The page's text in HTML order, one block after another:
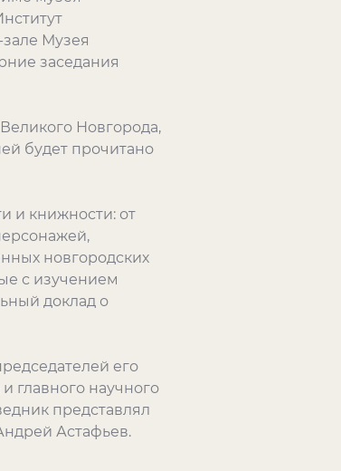
Музея
заседания
Новгорода,
будет прочитано
и книжности: от
новгородских
с изучением
доклад о
его
главного научного
представлял
Астафьев.